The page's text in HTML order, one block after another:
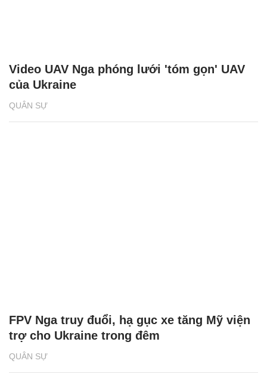
QUÂN SỰ
Video UAV Nga phóng lưới 'tóm gọn' UAV
của Ukraine
QUÂN SỰ
FPV Nga truy đuổi, hạ gục xe tăng Mỹ viện
trợ cho Ukraine trong đêm